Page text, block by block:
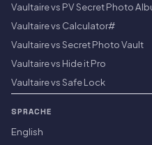
Vaultaire vs PV Secret Photo
Vaultaire vs Calculator#
Vaultaire vs Secret Photo Vault
Vaultaire vs Hide it Pro
Vaultaire vs Safe Lock
SPRACHE
English